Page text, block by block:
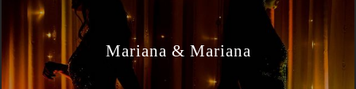
Mariana & Mariana